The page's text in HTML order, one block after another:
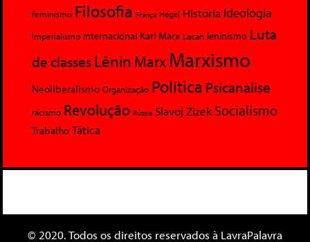
feminismo Filosofia França Hegel História Ideologia
Imperialismo Internacional Karl Marx Lacan leninismo Luta
de classesLênin MarxMarxismo
Neoliberalismo Organização Política Psicanalise
racismo Revolução Rússia Slavoj Zizek Socialismo
Trabalho Tática
© 2020. Todos os direitos reservados à LavraPalavra